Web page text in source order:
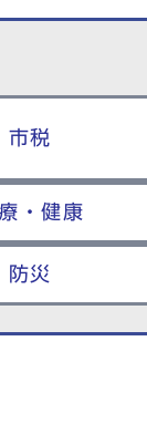
市税
・健康
防災